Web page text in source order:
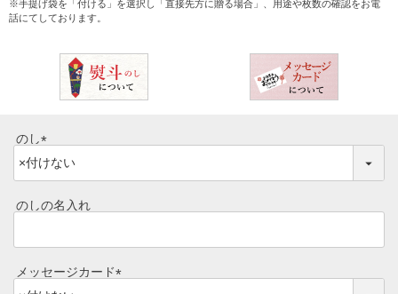
マイページ
食べ方レシピ
焼き方レシピ
レトルトカレー
シャルキュトリー
手造りタレ
※手提げ袋を「付ける」を選択し「直接先方に贈る場合」、用途や枚数の確認をお電
話にてしております。
のし
(
必
須
のしの名入れ
メッセージカード